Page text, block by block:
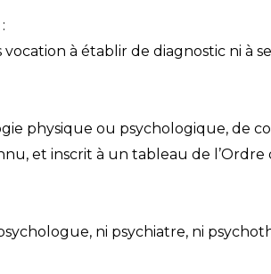
vocation à établir de diagnostic ni à
physique ou psychologique, de
et inscrit à un tableau de l’Ordre
ni psychiatre, ni